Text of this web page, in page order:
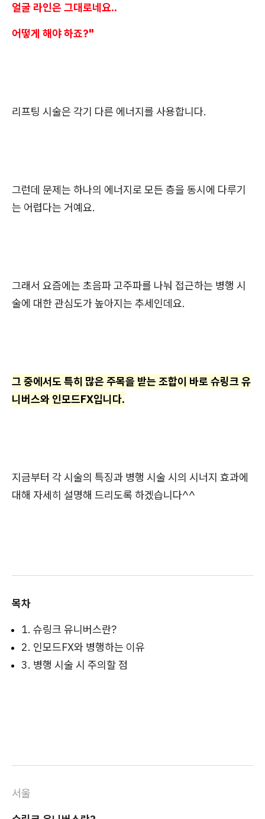
얼굴 라인은 그대로네요..
어떻게 해야 하죠?"
리프팅 시술은 각기 다른 에너지를 사용합니다.
그런데 문제는 하나의 에너지로 모든 층을 동시에 다루기
는 어렵다는 거예요.
그래서 요즘에는 초음파 고주파를 나눠 접근하는 병행 시
술에 대한 관심도가 높아지는 추세인데요.
그 중에서도 특히 많은 주목을 받는 조합이 바로 슈링크 유
니버스와 인모드FX입니다.
지금부터 각 시술의 특징과 병행 시술 시의 시너지 효과에
대해 자세히 설명해 드리도록 하겠습니다^^
목차
1. 슈링크 유니버스란?
2. 인모드FX와 병행하는 이유
3. 병행 시술 시 주의할 점
서울